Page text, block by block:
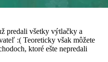
predali všetky výtlačky a
:( Teoreticky však môžete
ktoré ešte nepredali